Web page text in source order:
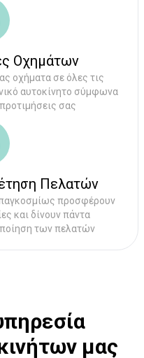
Οχημάτων
οχήματα σε όλες τις
αυτοκίνητο σύμφωνα
σας
Πελατών
παγκοσμίως προσφέρουν
και δίνουν πάντα
των πελατών
μας